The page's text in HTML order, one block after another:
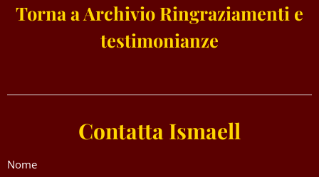
Torna a Archivio Ringraziamenti e
testimonianze
Contatta Ismaell
Nome